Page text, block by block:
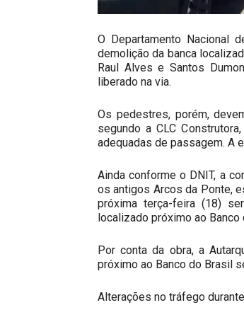
O Departamento Nacional
demolição da banca
Raul Alves e Santos
liberado na via.
Os pedestres, porém,
segundo a CLC
adequadas de passagem. A
Ainda conforme o DNIT, a
os antigos Arcos da Ponte,
próxima terça-feira (18)
localizado próximo ao Banco
Por conta da obra, a
próximo ao Banco do Brasil
Alterações no tráfego